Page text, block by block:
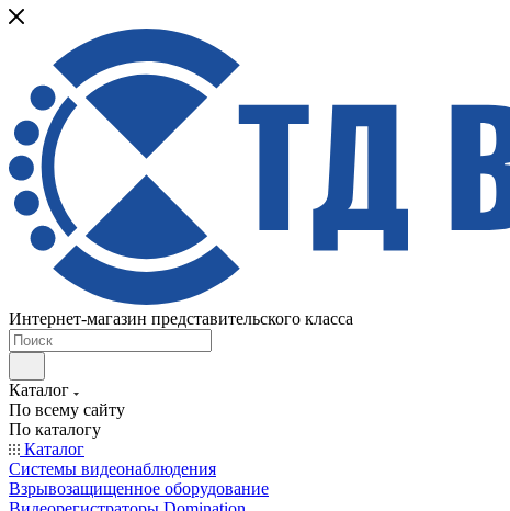
Интернет-магазин представительского класса
Каталог
По всему сайту
По каталогу
Каталог
Системы видеонаблюдения
Взрывозащищенное оборудование